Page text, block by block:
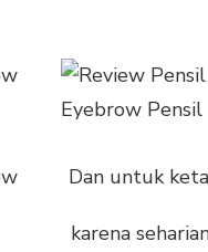
Dan untuk
karena